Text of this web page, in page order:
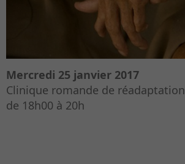
Mercredi 25 janvier 2017
Clinique romande de réadaptation
de 18h00 à 20h